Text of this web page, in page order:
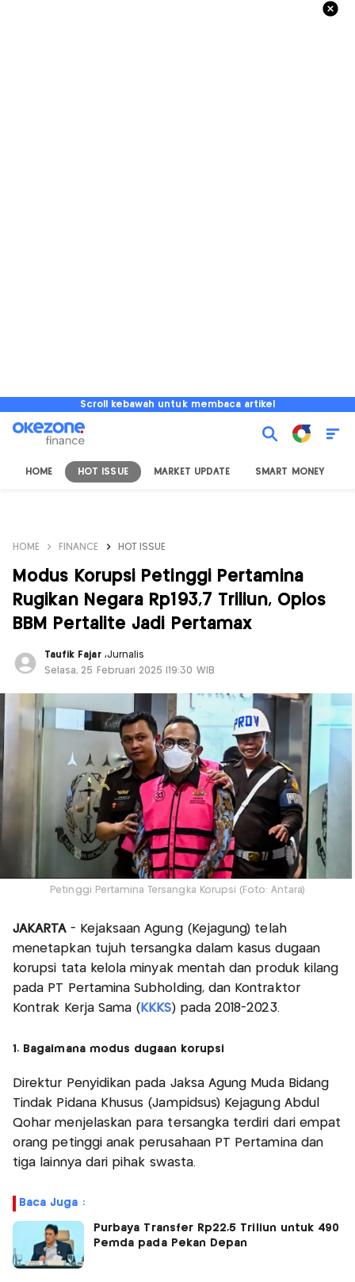
Scroll kebawah untuk membaca artikel
HOME HOT ISSUE MARKET UPDATE SMART MONEY
HOME FINANCE HOT ISSUE
Modus Korupsi Petinggi Pertamina
Rugikan Negara Rp193,7 Triliun, Oplos
BBM Pertalite Jadi Pertamax
Taufik Fajar ,Jurnalis
Selasa, 25 Februari 2025 |19:30 WIB
Petinggi Pertamina Tersangka Korupsi (Foto: Antara)
JAKARTA- Kejaksaan Agung (Kejagung) telah
menetapkan tujuh tersangka dalam kasus dugaan
korupsi tata kelola minyak mentah dan produk kilang
pada PT Pertamina Subholding, dan Kontraktor
Kontrak Kerja Sama ( KKKS) pada 2018-2023.
1. Bagaimana modus dugaan korupsi
Direktur Penyidikan pada Jaksa Agung Muda Bidang
Tindak Pidana Khusus (Jampidsus) Kejagung Abdul
Qohar menjelaskan para tersangka terdiri dari empat
orang petinggi anak perusahaan PT Pertamina dan
tiga lainnya dari pihak swasta.
Baca Juga :
Purbaya Transfer Rp22,5 Triliun untuk 490
Pemda pada Pekan Depan